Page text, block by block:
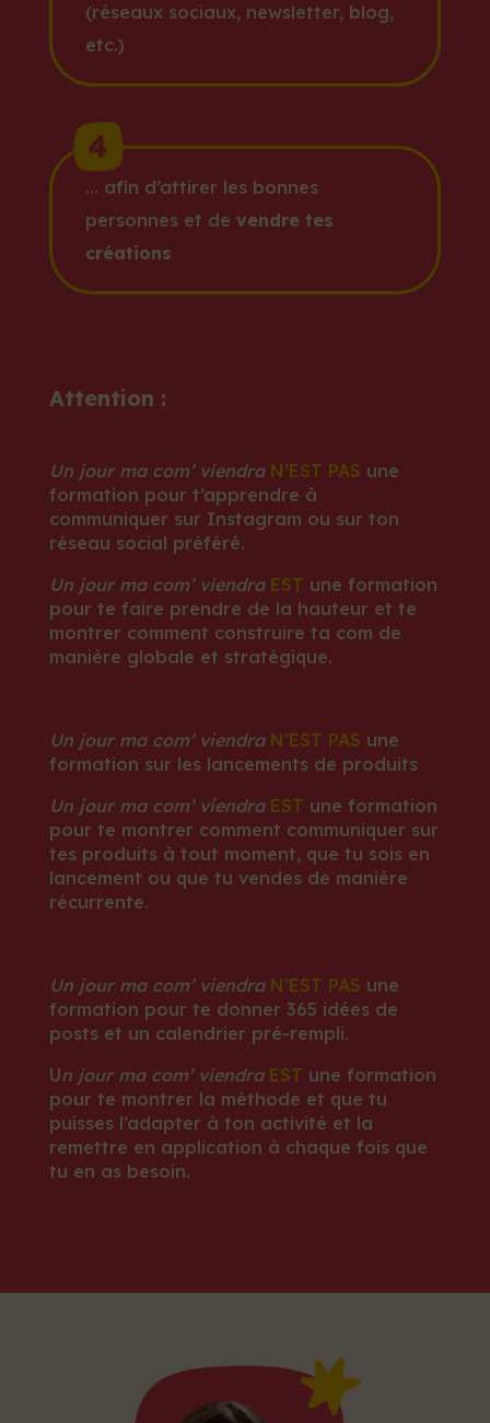
(réseaux sociaux, newsletter, blog,
etc.)
… afin d’attirer les bonnes
personnes et de vendre tes
créations
Attention :
Un jour ma com’ viendra N’EST PAS une
formation pour t’apprendre à
communiquer sur Instagram ou sur ton
réseau social préféré.
Un jour ma com’ viendra EST une formation
pour te faire prendre de la hauteur et te
montrer comment construire ta com de
manière globale et stratégique.
Un jour ma com’ viendra N’EST PAS une
formation sur les lancements de produits
Un jour ma com’ viendra EST une formation
pour te montrer comment communiquer sur
tes produits à tout moment, que tu sois en
lancement ou que tu vendes de manière
récurrente.
Un jour ma com’ viendra N’EST PAS une
formation pour te donner 365 idées de
posts et un calendrier pré-rempli.
Un jour ma com’ viendra EST une formation
pour te montrer la méthode et que tu
puisses l’adapter à ton activité et la
remettre en application à chaque fois que
tu en as besoin.